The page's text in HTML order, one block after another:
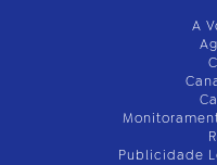
A
Publicidade